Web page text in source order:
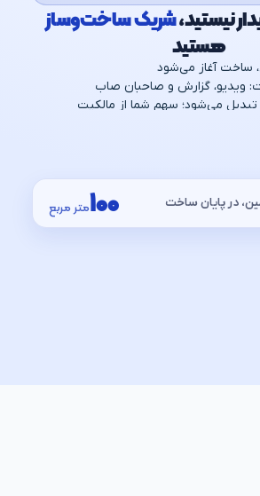
نیستید،شریک ساخت‌وساز
هستید
ساخت آغاز می‌شود
ویدیو، گزارش و صاحبان صاب
تبدیل می‌شود؛ سهم شما از مالکیت
۱۰۰متر مربع